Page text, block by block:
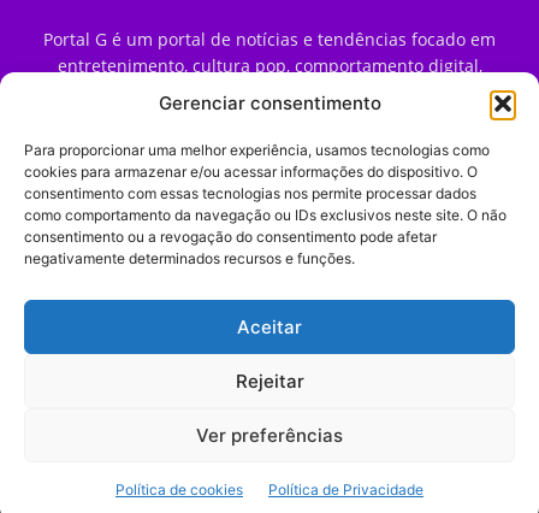
Gerenciar consentimento
Para proporcionar uma melhor experiência, usamos tecnologias como
cookies para armazenar e/ou acessar informações do dispositivo. O
consentimento com essas tecnologias nos permite processar dados
como comportamento da navegação ou IDs exclusivos neste site. O não
consentimento ou a revogação do consentimento pode afetar
negativamente determinados recursos e funções.
Aceitar
Rejeitar
Ver preferências
Política de cookies Política de Privacidade
Portal G é um portal de notícias e tendências focado em
entretenimento, cultura pop, comportamento digital,
streaming, games e iniciativas de marca que impactam a
forma como o público vive e consome internet no Brasil.
Contato:contato@portalg.com.br
Início Sobre
Termos de Uso
Política de Privacidade
Contato
tendências de consumo, marketing e comportamento digital.